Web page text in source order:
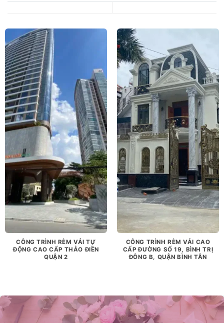
CÔNG TRÌNH RÈM VẢI TỰ
ĐỘNG CAO CẤP THẢO ĐIỀN
QUẬN 2
CÔNG TRÌNH RÈM VẢI CAO
CẤP ĐƯỜNG SỐ 19, BÌNH TRỊ
ĐÔNG B, QUẬN BÌNH TÂN